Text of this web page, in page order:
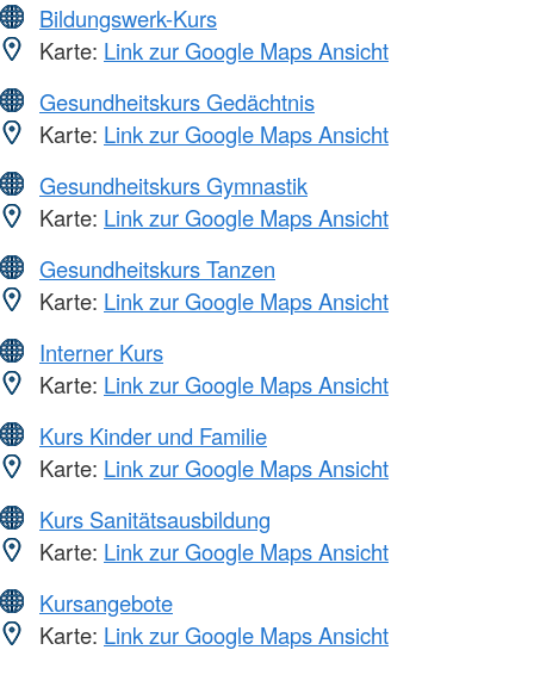
Bildungswerk-Kurs
Karte: Link zur Google Maps Ansicht
Gesundheitskurs Gedächtnis
Karte: Link zur Google Maps Ansicht
Gesundheitskurs Gymnastik
Karte: Link zur Google Maps Ansicht
Gesundheitskurs Tanzen
Karte: Link zur Google Maps Ansicht
Interner Kurs
Karte: Link zur Google Maps Ansicht
Kurs Kinder und Familie
Karte: Link zur Google Maps Ansicht
Kurs Sanitätsausbildung
Karte: Link zur Google Maps Ansicht
Kursangebote
Karte: Link zur Google Maps Ansicht